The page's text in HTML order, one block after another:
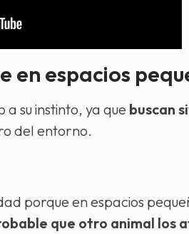
en espacios
su instinto, ya que buscan
del entorno.
porque en espacios
que otro animal los